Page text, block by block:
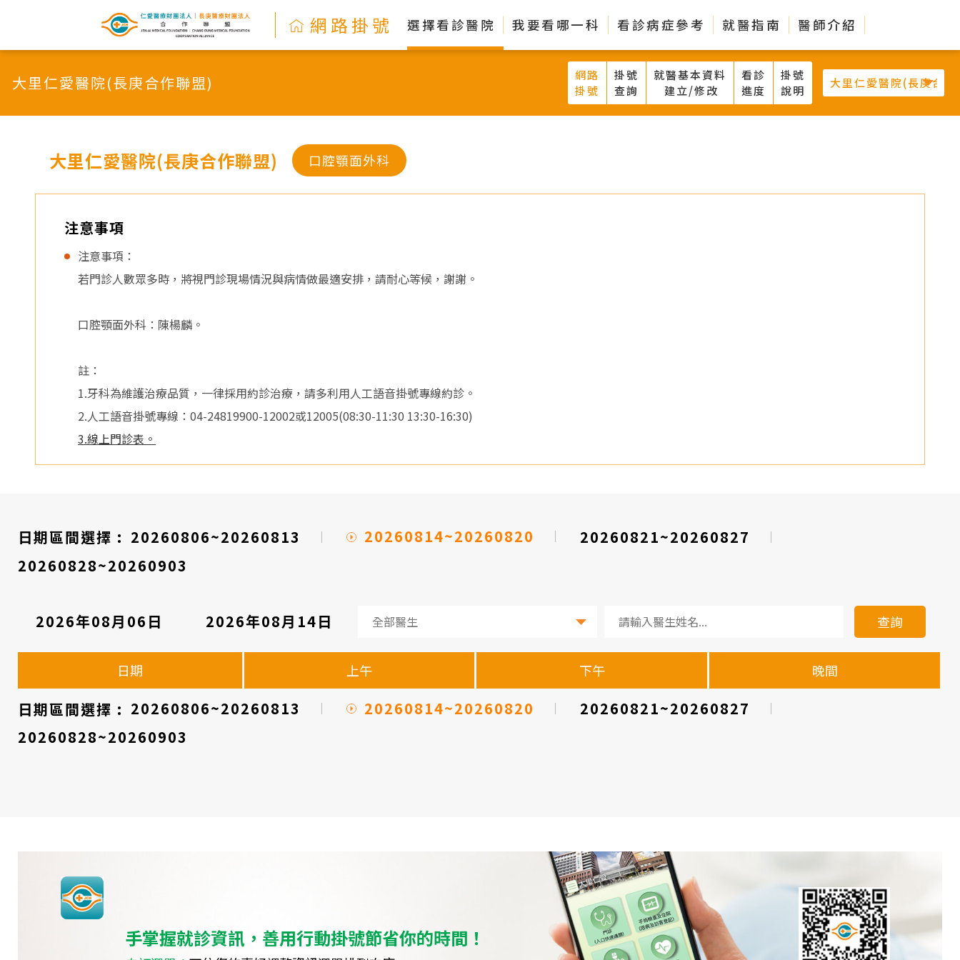
網
路
掛
號
系
統
-
仁
愛
醫
網路掛號 選擇看診醫院 我要看哪一科 看診病症參考 就醫指南 醫師介紹
大里仁愛醫院(長庚合作聯盟)
網路
掛號
掛號
查詢
就醫基本資料
建立/修改
看診
進度
掛號
說明
大里仁愛醫院(長庚合作聯盟) 口腔顎面外科
注意事項
注意事項：
若門診人數眾多時，將視門診現場情況與病情做最適安排，請耐心等候，謝謝。
口腔顎面外科：陳楊麟。
註：
1.牙科為維護治療品質，一律採用約診治療，請多利用人工語音掛號專線約診。
2.人工語音掛號專線：04-24819900-12002或12005(08:30-11:30 13:30-16:30)
3.線上門診表。
日期區間選擇 : 20260806~20260813 20260814~20260820
20260821~20260827
20260828~20260903
2026年08月06日 2026年08月14日
診
醫
師
時
查詢
日期 上午 下午 晚間
日期區間選擇 : 20260806~20260813 20260814~20260820
20260821~20260827
20260828~20260903
手掌握就診資訊，善用行動掛號節省你的時間！